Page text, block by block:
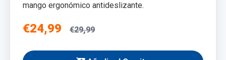
mango ergonómico antideslizante.
€24,99 €29,99